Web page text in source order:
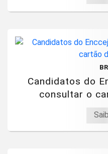
Candidatos do
consultar o